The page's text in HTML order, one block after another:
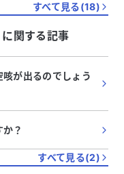
03:15 03:30 03:45
すべて見る(18)
に関する記事
が出るのでしょう
？
すべて見る(2)